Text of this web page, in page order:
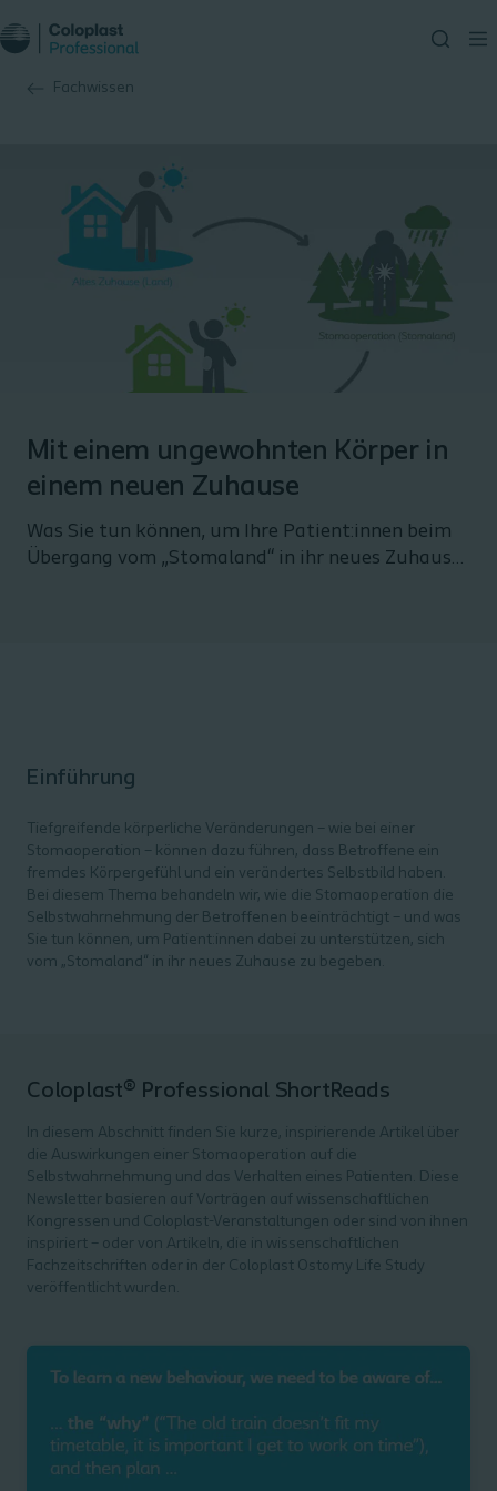
Fachwissen
Mit einem ungewohnten Körper in
einem neuen Zuhause
Was Sie tun können, um Ihre Patient:innen beim
Übergang vom „Stomaland“ in ihr neues Zuhause
Einführung
Tiefgreifende körperliche Veränderungen – wie bei einer
Stomaoperation – können dazu führen, dass Betroffene ein
fremdes Körpergefühl und ein verändertes Selbstbild haben.
Bei diesem Thema behandeln wir, wie die Stomaoperation die
Selbstwahrnehmung der Betroffenen beeinträchtigt – und was
Sie tun können, um Patient:innen dabei zu unterstützen, sich
vom „Stomaland“ in ihr neues Zuhause zu begeben.
Coloplast® Professional ShortReads
In diesem Abschnitt finden Sie kurze, inspirierende Artikel über
die Auswirkungen einer Stomaoperation auf die
Selbstwahrnehmung und das Verhalten eines Patienten. Diese
Newsletter basieren auf Vorträgen auf wissenschaftlichen
Kongressen und Coloplast-Veranstaltungen oder sind von ihnen
inspiriert – oder von Artikeln, die in wissenschaftlichen
Fachzeitschriften oder in der Coloplast Ostomy Life Study
veröffentlicht wurden.